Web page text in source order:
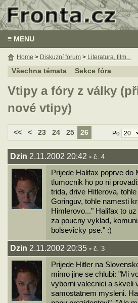
≡ MENU
Všechna témata Sekce fóra
Vtipy a fóry z války
nové vtipy)
<< < 23 24 25 26 Po
Dzin 2.11.2002 20:42 - č. 4
Prijede Halifax poprve
tlumocnik ho po ni
trida, drive Hitlerova,
Goringuv, tohle namesti
Himlerovo..." Halifax to
za poucny vyklad,
bolsevicky pse." :)
Dzin 2.11.2002 20:35 - č. 3
Prijede Hitler na
mimo jine se chlubi: "Mi
vyborni valecnici a skveli
samostatnem mysleni.
Home > Diskuzní forum > Literatura, film...